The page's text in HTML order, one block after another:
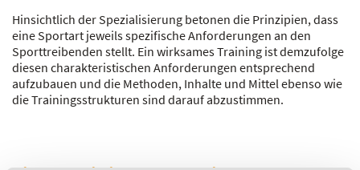
Hinsichtlich der Spezialisierung betonen die Prinzipien, dass
eine Sportart jeweils spezifische Anforderungen an den
Sporttreibenden stellt. Ein wirksames Training ist demzufolge
diesen charakteristischen Anforderungen entsprechend
aufzubauen und die Methoden, Inhalte und Mittel ebenso wie
die Trainingsstrukturen sind darauf abzustimmen.